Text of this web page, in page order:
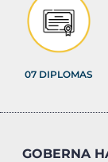
07 DIPLOMAS
GOBERNA